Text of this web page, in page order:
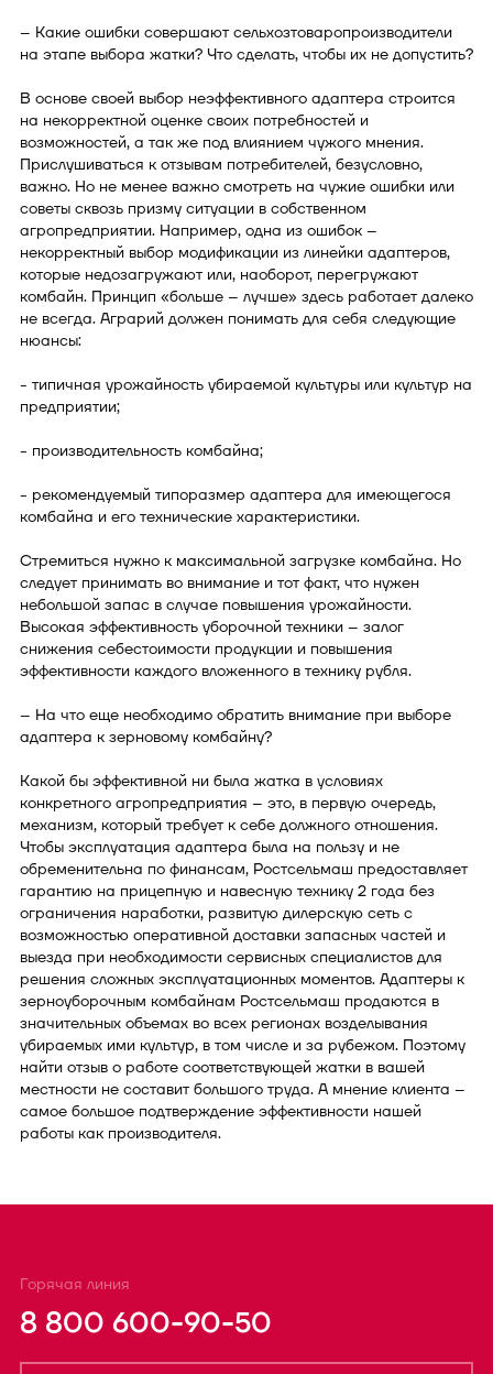
– Какие ошибки совершают сельхозтоваропроизводители
на этапе выбора жатки? Что сделать, чтобы их не допустить?
В основе своей выбор неэффективного адаптера строится
на некорректной оценке своих потребностей и
возможностей, а так же под влиянием чужого мнения.
Прислушиваться к отзывам потребителей, безусловно,
важно. Но не менее важно смотреть на чужие ошибки или
советы сквозь призму ситуации в собственном
агропредприятии. Например, одна из ошибок –
некорректный выбор модификации из линейки адаптеров,
которые недозагружают или, наоборот, перегружают
комбайн. Принцип «больше – лучше» здесь работает далеко
не всегда. Аграрий должен понимать для себя следующие
нюансы:
- типичная урожайность убираемой культуры или культур на
предприятии;
- производительность комбайна;
- рекомендуемый типоразмер адаптера для имеющегося
комбайна и его технические характеристики.
Стремиться нужно к максимальной загрузке комбайна. Но
следует принимать во внимание и тот факт, что нужен
небольшой запас в случае повышения урожайности.
Высокая эффективность уборочной техники – залог
снижения себестоимости продукции и повышения
эффективности каждого вложенного в технику рубля.
– На что еще необходимо обратить внимание при выборе
адаптера к зерновому комбайну?
Какой бы эффективной ни была жатка в условиях
конкретного агропредприятия – это, в первую очередь,
механизм, который требует к себе должного отношения.
Чтобы эксплуатация адаптера была на пользу и не
обременительна по финансам, Ростсельмаш предоставляет
гарантию на прицепную и навесную технику 2 года без
ограничения наработки, развитую дилерскую сеть с
возможностью оперативной доставки запасных частей и
выезда при необходимости сервисных специалистов для
решения сложных эксплуатационных моментов. Адаптеры к
зерноуборочным комбайнам Ростсельмаш продаются в
значительных объемах во всех регионах возделывания
убираемых ими культур, в том числе и за рубежом. Поэтому
найти отзыв о работе соответствующей жатки в вашей
местности не составит большого труда. А мнение клиента –
самое большое подтверждение эффективности нашей
работы как производителя.
Горячая линия
8 800 600-90-50